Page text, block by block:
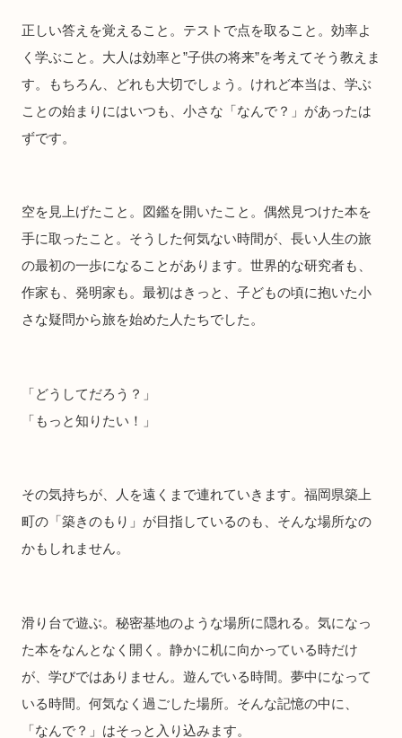
正しい答えを覚えること。テストで点を取ること。効率よ
く学ぶこと。大人は効率と”子供の将来”を考えてそう教えま
す。もちろん、どれも大切でしょう。けれど本当は、学ぶ
ことの始まりにはいつも、小さな「なんで？」があったは
ずです。
空を見上げたこと。図鑑を開いたこと。偶然見つけた本を
手に取ったこと。そうした何気ない時間が、長い人生の旅
の最初の一歩になることがあります。世界的な研究者も、
作家も、発明家も。最初はきっと、子どもの頃に抱いた小
さな疑問から旅を始めた人たちでした。
「どうしてだろう？」
「もっと知りたい！」
その気持ちが、人を遠くまで連れていきます。福岡県築上
町の「築きのもり」が目指しているのも、そんな場所なの
かもしれません。
滑り台で遊ぶ。秘密基地のような場所に隠れる。気になっ
た本をなんとなく開く。静かに机に向かっている時だけ
が、学びではありません。遊んでいる時間。夢中になって
いる時間。何気なく過ごした場所。そんな記憶の中に、
「なんで？」はそっと入り込みます。